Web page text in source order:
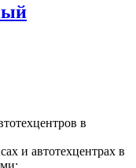
в
и автотехцентрах в